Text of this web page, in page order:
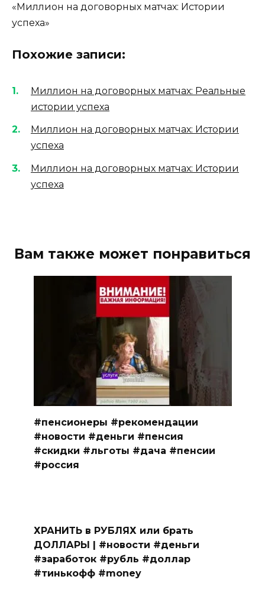
«Миллион на договорных матчах: Истории
успеха»
Похожие записи:
Миллион на договорных матчах: Реальные
истории успеха
Миллион на договорных матчах: Истории
успеха
Миллион на договорных матчах: Истории
успеха
Вам также может понравиться
#пенсионеры #рекомендации
#новости #деньги #пенсия
#скидки #льготы #дача #пенсии
#россия
ХРАНИТЬ в РУБЛЯХ или брать
ДОЛЛАРЫ | #новости #деньги
#заработок #рубль #доллар
#тинькофф #money